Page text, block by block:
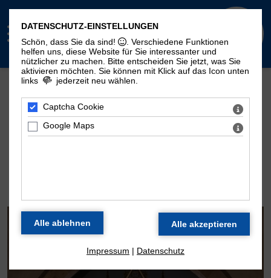
Mehr Seiten zum Thema "Moritzorgel":
Geschichte
Zeitstrahl
Disposition
Kontakt
DATENSCHUTZ-EINSTELLUNGEN
Schön, dass Sie da sind!
. Verschiedene Funktionen
helfen uns, diese Website für Sie interessanter und
nützlicher zu machen.
Bitte entscheiden Sie jetzt, was Sie
aktivieren möchten. Sie können mit Klick auf das Icon unten
links
jederzeit neu wählen.
Captcha Cookie
Google Maps
Impressum | Datenschutz